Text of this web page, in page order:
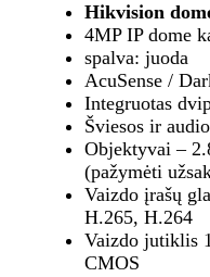
Hikvision
4MP IP dome
spalva: juoda
AcuSense /
Integruotas
Šviesos ir
Objektyvai –
(pažymėti
Vaizdo įrašų
H.265, H.264
Vaizdo jutiklis
CMOS